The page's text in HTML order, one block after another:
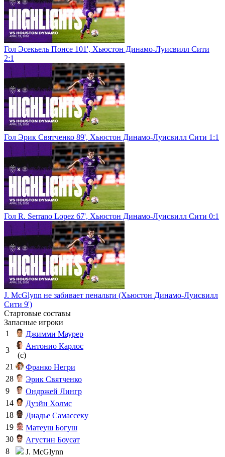
Гол Эсекьель Понсе 101', Хьюстон Динамо-Луисвилл Сити
2:1
Гол Эрик Святченко 89', Хьюстон Динамо-Луисвилл Сити 1:1
Гол R. Serrano Lopez 67', Хьюстон Динамо-Луисвилл Сити 0:1
J. McGlynn не забивает пенальти (Хьюстон Динамо-Луисвилл
Сити 9')
Стартовые составы
Запасные игроки
1
Джимми Маурер
3
Антонио Карлос
(c)
21
Франко Негри
28
Эрик Святченко
9
Ондржей Лингр
14
Дуэйн Холмс
18
Диадье Самассеку
19
Матеуш Богуш
30
Агустин Боусат
8
J. McGlynn